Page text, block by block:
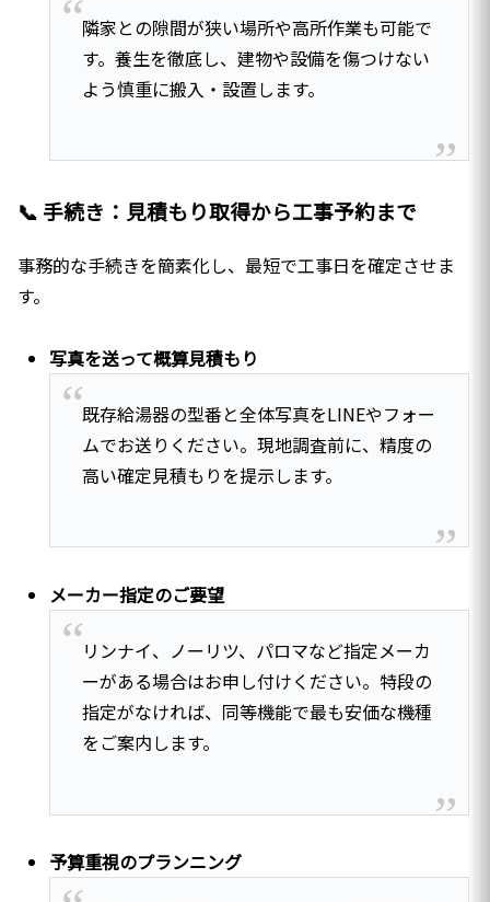
隣家との隙間が狭い場所や高所作業も可能で
す。養生を徹底し、建物や設備を傷つけない
よう慎重に搬入・設置します。
📞 手続き：見積もり取得から工事予約まで
事務的な手続きを簡素化し、最短で工事日を確定させま
す。
写真を送って概算見積もり
既存給湯器の型番と全体写真をLINEやフォー
ムでお送りください。現地調査前に、精度の
高い確定見積もりを提示します。
メーカー指定のご要望
リンナイ、ノーリツ、パロマなど指定メーカ
ーがある場合はお申し付けください。特段の
指定がなければ、同等機能で最も安価な機種
をご案内します。
予算重視のプランニング